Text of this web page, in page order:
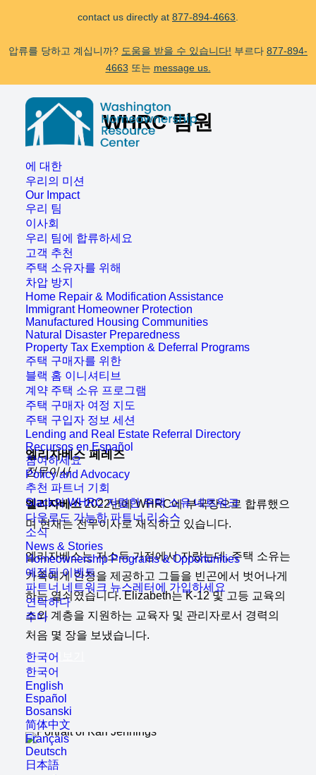
contact us directly at 877-894-4663
압류를 당하고 계십니까? 도움을 받을 수 있습니다! 부르다 877-894-
4663 또는 message us.
Be aware of scams: WHRC does not make unsolicited phone calls
and will never ask clients for payment information.
If you receive a suspicious call claiming to be from WHRC, please
에 대한
우리의 미션
Our Impact
우리 팀
이사회
우리 팀에 합류하세요
고객 추천
주택 소유자를 위해
차압 방지
Home Repair & Modification Assistance
Immigrant Homeowner Protection
Manufactured Housing Communities
Natural Disaster Preparedness
Property Tax Exemption & Deferral Programs
주택 구매자를 위한
블랙 홈 이니셔티브
계약 주택 소유 프로그램
주택 구매자 여정 지도
주택 구입자 정보 세션
Lending and Real Estate Referral Directory
Recursos en Español
참여하세요
Policy and Advocacy
추천 파트너 기회
Slack의 WHRC 저렴한 주택 소유 네트워크
다운로드 가능한 파트너 리소스
소식
News & Stories
Homeownership Programs & Opportunities
예정된 이벤트
파트너 네트워크 뉴스레터에 가입하세요
연락하다
주다
한국어
한국어
English
Español
Bosanski
简体中文
Français
Deutsch
日本語
WHRC 팀원
엘리자베스 페레즈
전무이사
엘리자베스2022년에 WHRC에 부국장으로 합류했으
며 현재는 전무이사로 재직하고 있습니다.
엘리자베스는 저소득 가정에서 자랐는데, 주택 소유는
가족에게 안정을 제공하고 그들을 빈곤에서 벗어나게
하는 열쇠였습니다. Elizabeth는 K-12 및 고등 교육의
소외 계층을 지원하는 교육자 및 관리자로서 경력의
처음 몇 장을 보냈습니다.
더 읽어보기